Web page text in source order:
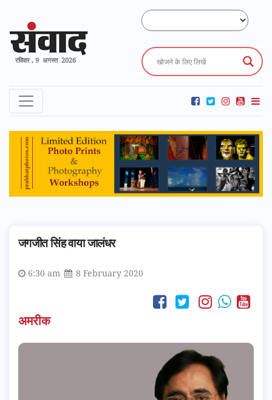
रविवार , 9 अगस्त 2026
जगजीत सिंह वाया जालंधर
6:30 am 8 February 2020
अमरीक